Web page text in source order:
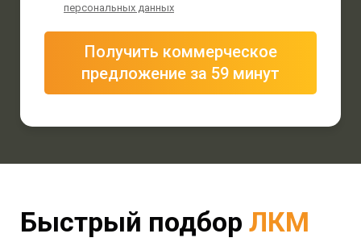
Получить коммерческое
предложение за 59 минут
персональных данных
Быстрый подбор ЛКМ